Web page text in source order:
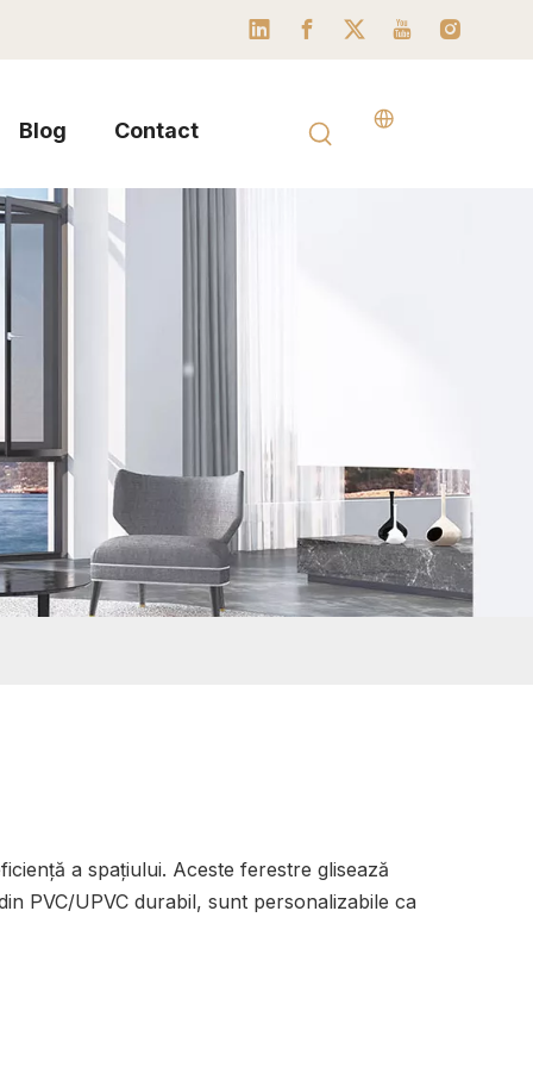
Blog Contact
a spațiului. Aceste ferestre glisează
PVC/UPVC durabil, sunt personalizabile ca